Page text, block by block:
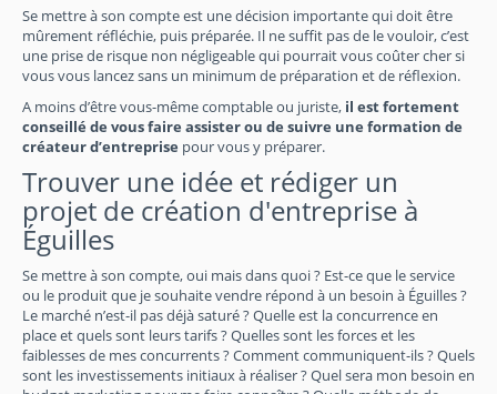
Se mettre à son compte est une décision importante qui doit être
mûrement réfléchie, puis préparée. Il ne suffit pas de le vouloir, c’est
une prise de risque non négligeable qui pourrait vous coûter cher si
vous vous lancez sans un minimum de préparation et de réflexion.
A moins d’être vous-même comptable ou juriste, il est fortement
conseillé de vous faire assister ou de suivre une formation de
créateur d’entreprise pour vous y préparer.
Trouver une idée et rédiger un
projet de création d'entreprise à
Éguilles
Se mettre à son compte, oui mais dans quoi ? Est-ce que le service
ou le produit que je souhaite vendre répond à un besoin à Éguilles ?
Le marché n’est-il pas déjà saturé ? Quelle est la concurrence en
place et quels sont leurs tarifs ? Quelles sont les forces et les
faiblesses de mes concurrents ? Comment communiquent-ils ? Quels
sont les investissements initiaux à réaliser ? Quel sera mon besoin en